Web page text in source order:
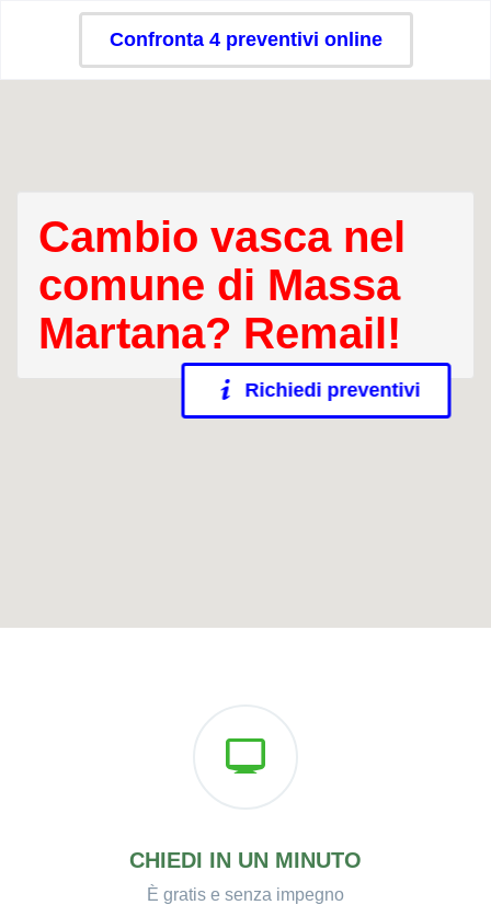
Confronta 4 preventivi online
Cambio vasca nel
comune di Massa
Martana? Remail!
Richiedi preventivi
CHIEDI IN UN MINUTO
È gratis e senza impegno